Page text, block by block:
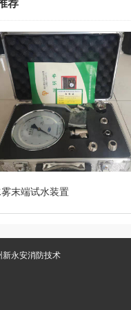
荐
末端试水装置
新永安消防技术